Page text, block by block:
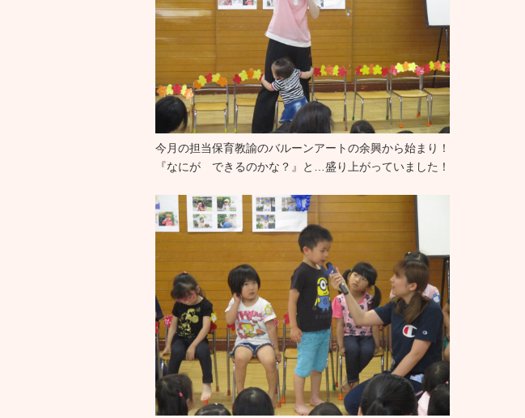
今月の担当保育教諭のバルーンアートの余興から始まり！
『なにが できるのかな？』と…盛り上がっていました！